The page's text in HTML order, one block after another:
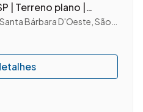
| Terreno plano |
Santa Bárbara D'Oeste São Paulo